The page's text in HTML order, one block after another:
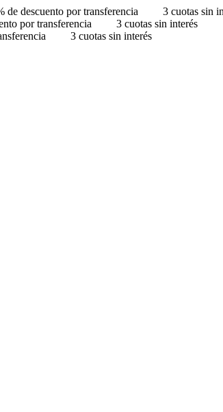
de descuento por transferencia 3 cuotas sin
por transferencia 3 cuotas sin interés
3 cuotas sin interés